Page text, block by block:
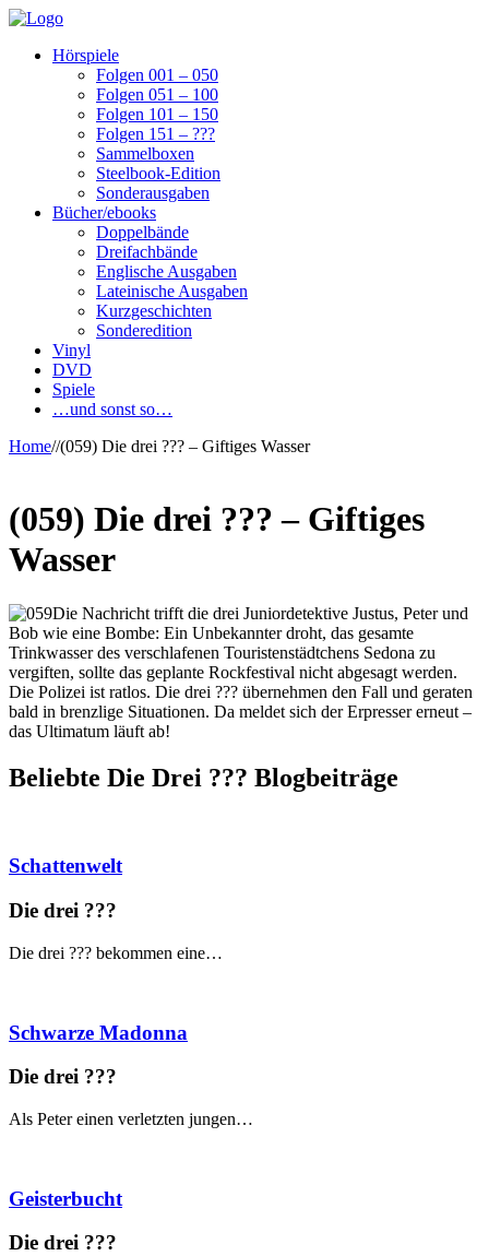
Hörspiele
Folgen 001 – 050
Folgen 051 – 100
Folgen 101 – 150
Folgen 151 – ???
Sammelboxen
Steelbook-Edition
Sonderausgaben
Bücher/ebooks
Doppelbände
Dreifachbände
Englische Ausgaben
Lateinische Ausgaben
Kurzgeschichten
Sonderedition
Vinyl
DVD
Spiele
…und sonst so…
Home//(059) Die drei ??? – Giftiges Wasser
(059) Die drei ??? – Giftiges
Wasser
Die Nachricht trifft die drei Juniordetektive Justus, Peter und
Bob wie eine Bombe: Ein Unbekannter droht, das gesamte
Trinkwasser des verschlafenen Touristenstädtchens Sedona zu
vergiften, sollte das geplante Rockfestival nicht abgesagt werden.
Die Polizei ist ratlos. Die drei ??? übernehmen den Fall und geraten
bald in brenzlige Situationen. Da meldet sich der Erpresser erneut –
das Ultimatum läuft ab!
Beliebte Die Drei ??? Blogbeiträge
Schattenwelt
Die drei ???
Die drei ??? bekommen eine…
Schwarze Madonna
Die drei ???
Als Peter einen verletzten jungen…
Geisterbucht
Die drei ???